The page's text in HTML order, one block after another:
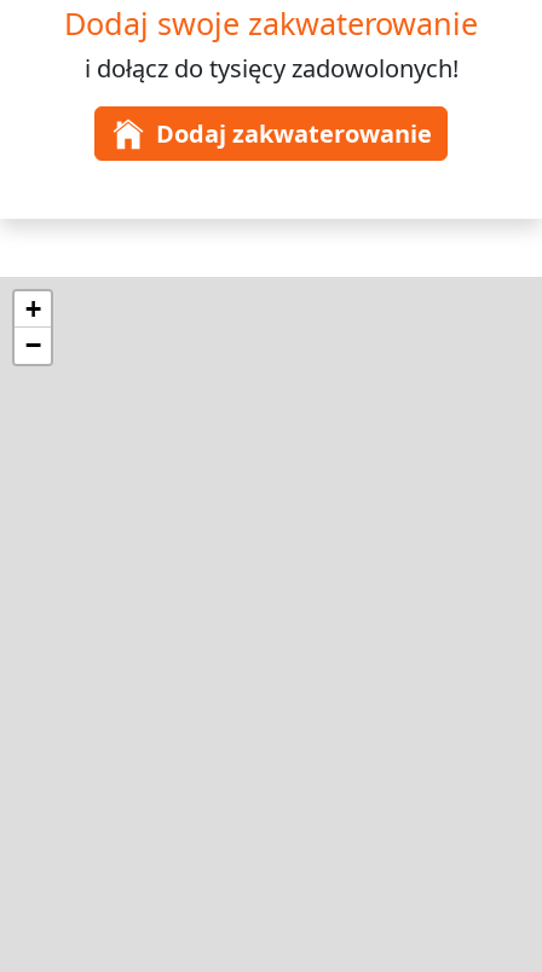
Dodaj swoje zakwaterowanie
i dołącz do tysięcyzadowolonych!
Dodaj zakwaterowanie
+
−